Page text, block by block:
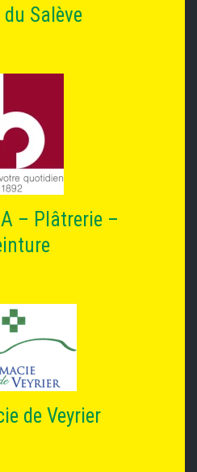
du Salève
– Plâtrerie –
de Veyrier